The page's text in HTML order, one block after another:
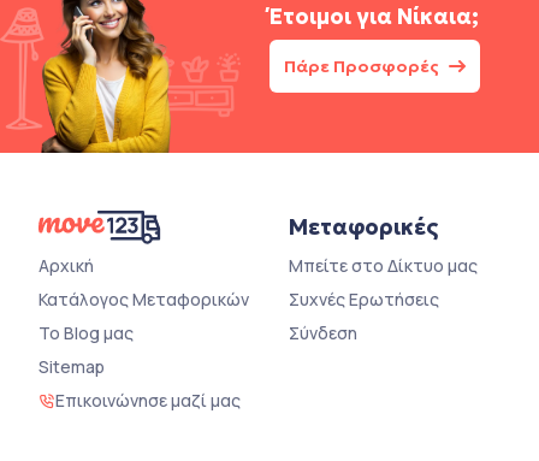
Έτοιμοι για Νίκαια;
Πάρε Προσφορές
Αρχική
Κατάλογος Μεταφορικών
Το Blog μας
Sitemap
Επικοινώνησε μαζί μας
Μεταφορικές
Μπείτε στο Δίκτυο μας
Συχνές Ερωτήσεις
Σύνδεση